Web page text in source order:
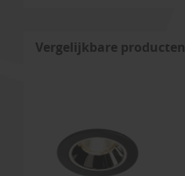
Vergelijkbare producten